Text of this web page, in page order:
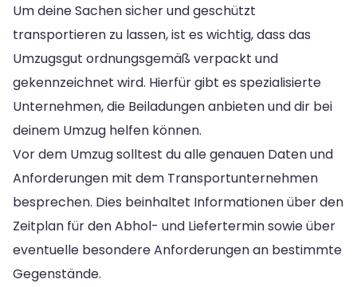
Um deine Sachen sicher und geschützt
transportieren zu lassen, ist es wichtig, dass das
Umzugsgut ordnungsgemäß verpackt und
gekennzeichnet wird. Hierfür gibt es spezialisierte
Unternehmen, die Beiladungen anbieten und dir bei
deinem Umzug helfen können.
Vor dem Umzug solltest du alle genauen Daten und
Anforderungen mit dem Transportunternehmen
besprechen. Dies beinhaltet Informationen über den
Zeitplan für den Abhol- und Liefertermin sowie über
eventuelle besondere Anforderungen an bestimmte
Gegenstände.